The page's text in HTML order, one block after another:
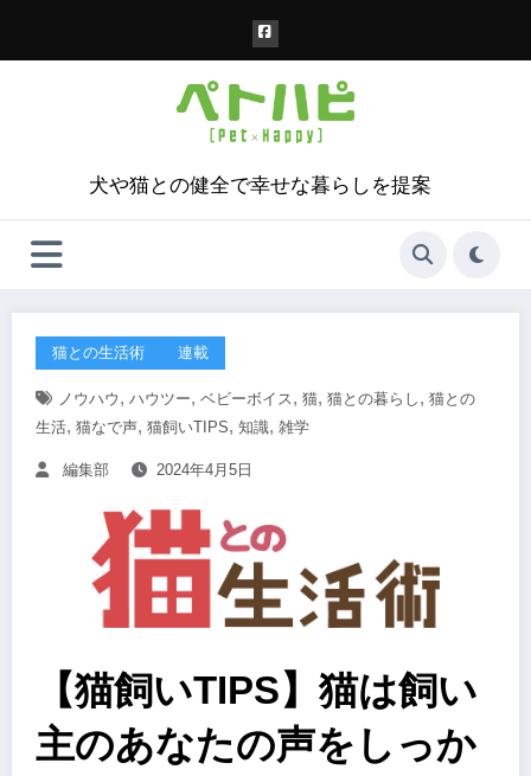
犬や猫との健全で幸せな暮らしを提案
猫との生活術 連載
ノウハウ , ハウツー, ベビーボイス, 猫, 猫との暮らし , 猫との
生活, 猫なで声, 猫飼いTIPS, 知識, 雑学
編集部 2024年4月5日
【猫飼いTIPS】猫は飼い
主のあなたの声をしっか